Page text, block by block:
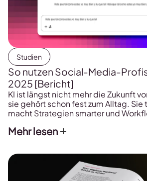
Studien
So nutzen Social-Media-Profis
2025 [Bericht]
KI ist längst nicht mehr die Zukunft
sie gehört schon fest zum Alltag.
macht Strategien smarter und
Intelligenz wirklich einsetzt, ist dieser
Content-Creator gefragt […]
Mehr lesen